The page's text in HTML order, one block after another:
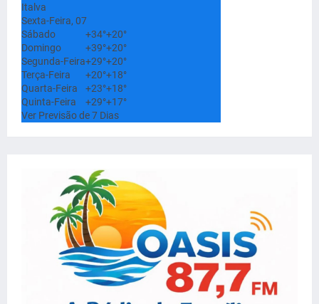
Italva
Sexta-Feira, 07
Sábado
+34°+20°
Domingo
+39°+20°
Segunda-Feira+29°+20°
Terça-Feira
+20°+18°
Quarta-Feira
+23°+18°
Quinta-Feira
+29°+17°
Ver Previsão de 7 Dias